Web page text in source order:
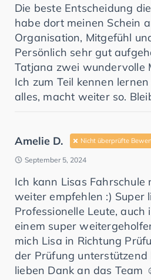
Die beste Entscheidung
habe dort meinen Schein
Organisation, Mitgefühl
Persönlich sehr gut
Tatjana zwei wundervolle
Ich zum Teil kennen
alles, macht weiter so.
Amelie D. Nicht überprüfte
September 5, 2024
Ich kann Lisas
weiter empfehlen :) Super
Professionelle Leute, auch
einem super
mich Lisa in Richtung
der Prüfung unterstützend
lieben Dank an das Team